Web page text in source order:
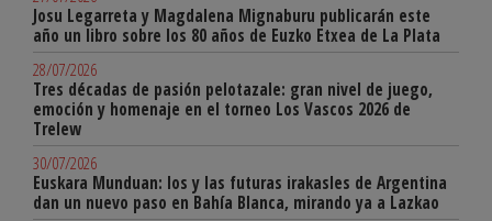
Josu Legarreta y Magdalena Mignaburu publicarán este
año un libro sobre los 80 años de Euzko Etxea de La Plata
28/07/2026
Tres décadas de pasión pelotazale: gran nivel de juego,
emoción y homenaje en el torneo Los Vascos 2026 de
Trelew
30/07/2026
Euskara Munduan: los y las futuras irakasles de Argentina
dan un nuevo paso en Bahía Blanca, mirando ya a Lazkao